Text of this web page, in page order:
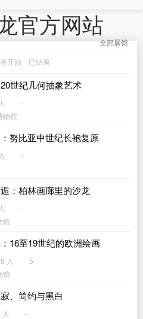
官方网站
开始 已结束
全部展馆
世纪几何抽象艺术
-
物馆
努比亚中世纪长袍复原
-
：柏林画廊里的沙龙
-
馆
16至19世纪的欧洲绘画
人
5
馆
、简约与黑白
-